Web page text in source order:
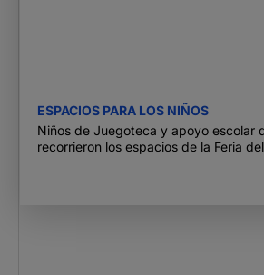
ESPACIOS PARA LOS NIÑOS
Niños de Juegoteca y apoyo escolar
recorrieron los espacios de la Feria